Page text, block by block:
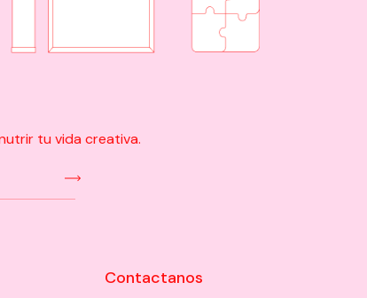
tu vida creativa.
Contactanos